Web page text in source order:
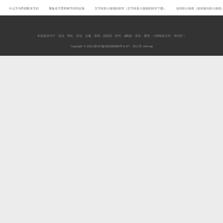
什么字与昂搭配名字好 属兔名字里带林字好吗女孩 文字转发小游戏的软件（文字转发小游戏的软件下载） 连词的小游戏（连词成句的小游戏
本站提供句子 说说 网名 笑话 头像 表情 祝福语 情书 dj舞曲 语录 爱情 小狸猫短文学 。等内容！
Copyright © 2018 琼ICP备2021000462号-6BY：秋心草 sitemap